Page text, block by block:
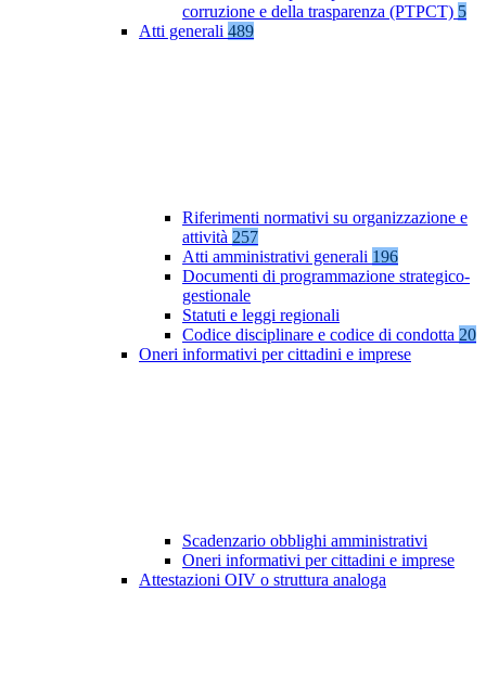
corruzione e della trasparenza (PTPCT) 5
Atti generali 489
Riferimenti normativi su organizzazione e
attività 257
Atti amministrativi generali 196
Documenti di programmazione strategico-
gestionale
Statuti e leggi regionali
Codice disciplinare e codice di condotta 20
Oneri informativi per cittadini e imprese
Scadenzario obblighi amministrativi
Oneri informativi per cittadini e imprese
Attestazioni OIV o struttura analoga